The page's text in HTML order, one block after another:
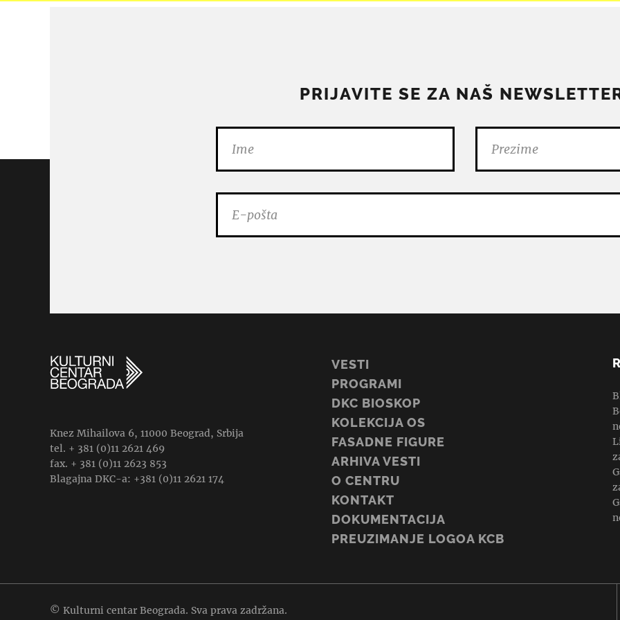
PRIJAVITE SE ZA NAŠ
Knez Mihailova 6, 11000 Beograd, Srbija
tel. + 381 (0)11 2621 469
fax. + 381 (0)11 2623 853
Blagajna DKC-a: +381 (0)11 2621 174
VESTI
PROGRAMI
DKC BIOSKOP
KOLEKCIJA OS
FASADNE FIGURE
ARHIVA VESTI
O CENTRU
KONTAKT
DOKUMENTACIJA
PREUZIMANJE LOGOA KCB
© Kulturni centar Beograda. Sva prava zadržana.